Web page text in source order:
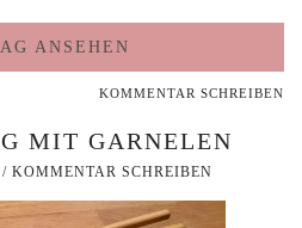
ANSEHEN
KOMMENTAR SCHREIBEN
MIT GARNELEN
/ KOMMENTAR SCHREIBEN